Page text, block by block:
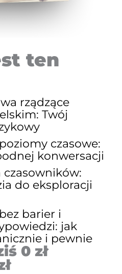
ten
rządzące
Twój
czasowe:
konwersacji
czasowników:
do eksploracji
barier i
jak
i pewnie
0 zł